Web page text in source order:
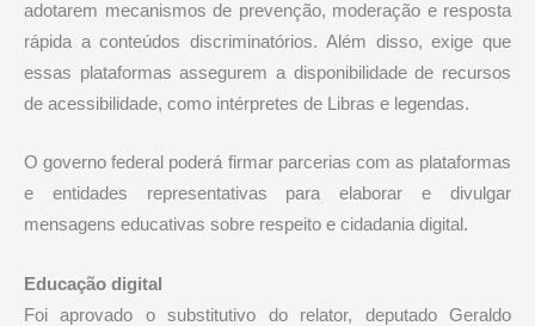
adotarem mecanismos de prevenção, moderação e resposta
rápida a conteúdos discriminatórios. Além disso, exige que
essas plataformas assegurem a disponibilidade de recursos
de acessibilidade, como intérpretes de Libras e legendas.
O governo federal poderá firmar parcerias com as plataformas
e entidades representativas para elaborar e divulgar
mensagens educativas sobre respeito e cidadania digital.
Educação digital
Foi aprovado osubstitutivo do relator, deputado Geraldo